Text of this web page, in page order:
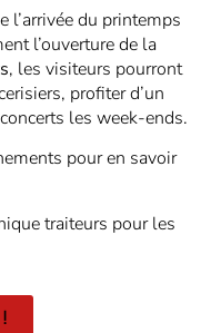
l’arrivée du printemps
l’ouverture de la
, les visiteurs pourront
profiter d’un
les week-ends.
pour en savoir
traiteurs pour les